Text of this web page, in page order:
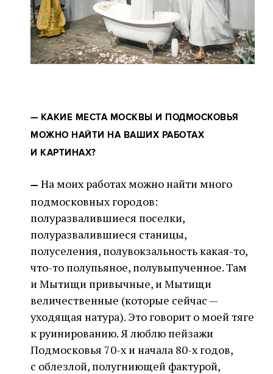
— КАКИЕ МЕСТА МОСКВЫ И ПОДМОСКОВЬЯ
МОЖНО НАЙТИ НА ВАШИХ РАБОТАХ
И КАРТИНАХ?
— На моих работах можно найти много
подмосковных городов:
полуразвалившиеся поселки,
полуразвалившиеся станицы,
полуселения, полувокзальность какая-то,
что-то полупьяное, полувыпученное. Там
и Мытищи привычные, и Мытищи
величественные (которые сейчас —
уходящая натура). Это говорит о моей тяге
к руинированию. Я люблю пейзажи
Подмосковья 70-х и начала 80-х годов,
с облезлой, полугниющей фактурой,